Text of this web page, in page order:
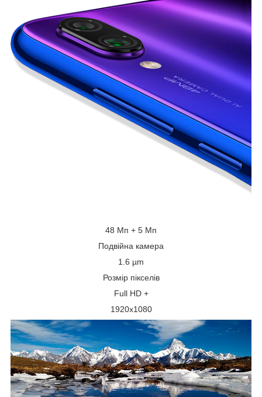
48 Мп + 5 Мп
Подвійна камера
1.6 µm
Розмір пікселів
Full HD +
1920x1080